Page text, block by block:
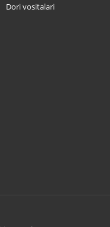
Dori vositalari